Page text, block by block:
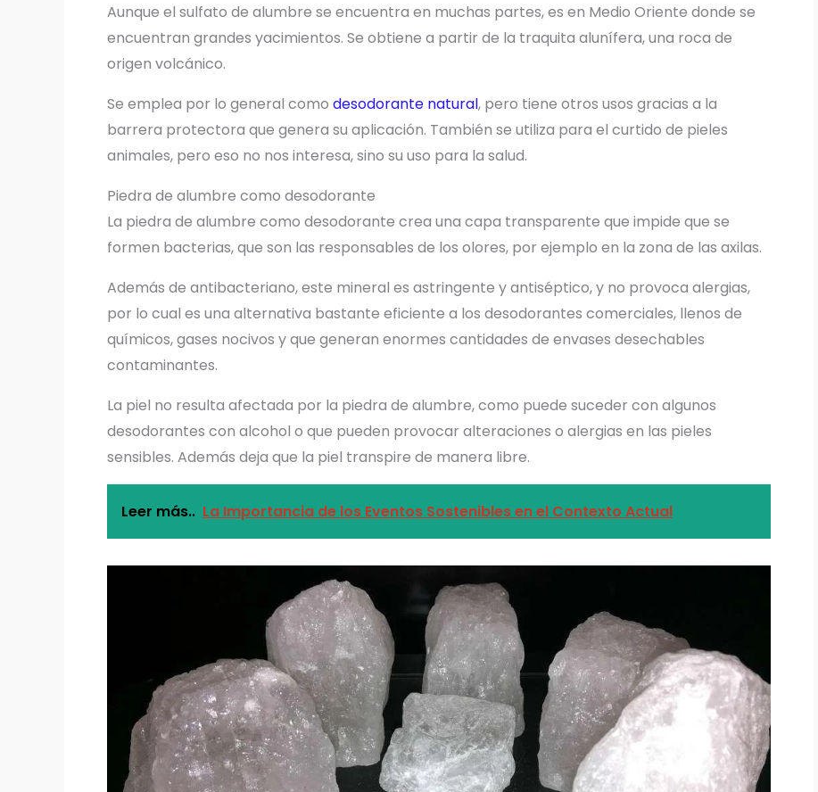
Aunque el sulfato de alumbre se encuentra en muchas partes, es en Medio Oriente donde se
encuentran grandes yacimientos. Se obtiene a partir de la traquita alunífera, una roca de
origen volcánico.
Se emplea por lo general como desodorante natural, pero tiene otros usos gracias a la
barrera protectora que genera su aplicación. También se utiliza para el curtido de pieles
animales, pero eso no nos interesa, sino su uso para la salud.
Piedra de alumbre como desodorante
La piedra de alumbre como desodorante crea una capa transparente que impide que se
formen bacterias, que son las responsables de los olores, por ejemplo en la zona de las axilas.
Además de antibacteriano, este mineral es astringente y antiséptico, y no provoca alergias,
por lo cual es una alternativa bastante eficiente a los desodorantes comerciales, llenos de
químicos, gases nocivos y que generan enormes cantidades de envases desechables
contaminantes.
La piel no resulta afectada por la piedra de alumbre, como puede suceder con algunos
desodorantes con alcohol o que pueden provocar alteraciones o alergias en las pieles
sensibles. Además deja que la piel transpire de manera libre.
Leer más.. La Importancia de los Eventos Sostenibles en el Contexto Actual